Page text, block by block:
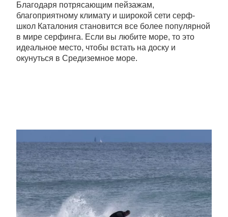
Благодаря потрясающим пейзажам,
благоприятному климату и широкой сети серф-
школ Каталония становится все более популярной
в мире серфинга. Если вы любите море, то это
идеальное место, чтобы встать на доску и
окунуться в Средиземное море.